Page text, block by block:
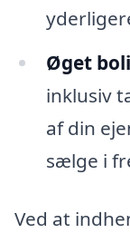
Øget
inklusiv
af din
sælge i
Ved at